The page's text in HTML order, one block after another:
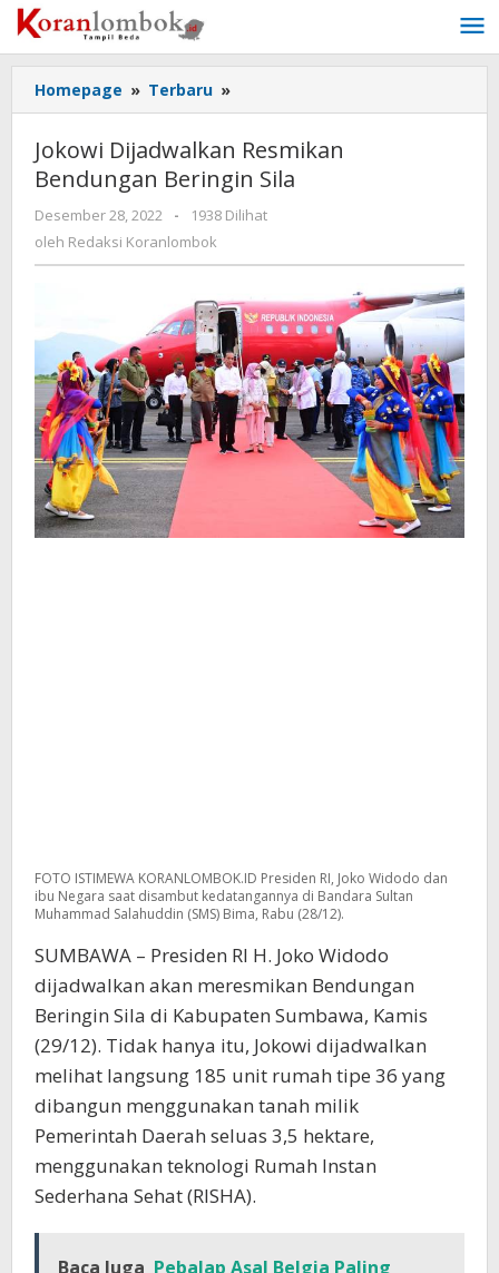
Lewati
ke
konten
Homepage » Terbaru »
Dijadwalkan
Resmikan
Bendungan
Beringin
Sila
Jokowi Dijadwalkan Resmikan
Bendungan Beringin Sila
Desember 28, 2022
oleh
Redaksi
-
1938 Dilihat
oleh Redaksi Koranlombok
FOTO ISTIMEWA KORANLOMBOK.ID Presiden RI, Joko Widodo dan
ibu Negara saat disambut kedatangannya di Bandara Sultan
Muhammad Salahuddin (SMS) Bima, Rabu (28/12).
SUMBAWA – Presiden RI H. Joko Widodo
dijadwalkan akan meresmikan Bendungan
Beringin Sila di Kabupaten Sumbawa, Kamis
(29/12). Tidak hanya itu, Jokowi dijadwalkan
melihat langsung 185 unit rumah tipe 36 yang
dibangun menggunakan tanah milik
Pemerintah Daerah seluas 3,5 hektare,
menggunakan teknologi Rumah Instan
Sederhana Sehat (RISHA).
Baca Juga Pebalap Asal Belgia Paling